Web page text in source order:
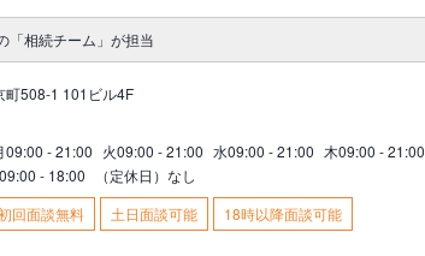
「相続チーム」が担当
町508-1 101ビル4F
09:00 - 21:00 火09:00 - 21:00 水09:00 - 21:00 木09:00 - 21:00
09:00 - 18:00
（定休日）なし
回面談無料 土日面談可能 18時以降面談可能